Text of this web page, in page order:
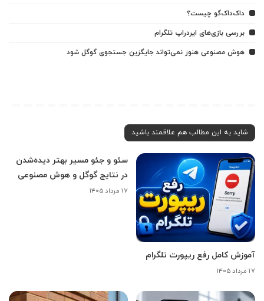
داک‌داک‌گو چیست؟
بررسی بازی‌های ایردراپ تلگرام
هوش مصنوعی هنوز نمی‌تواند جایگزین جستجوی گوگل شود
شاید به این مطالب هم علاقمند باشید
آموزش کامل رفع ریپورت تلگرام
۱۷ مرداد ۱۴۰۵
سئو و جئو مسیر بهتر دیده‌شدن
در نتایج گوگل و هوش مصنوعی
۱۷ مرداد ۱۴۰۵